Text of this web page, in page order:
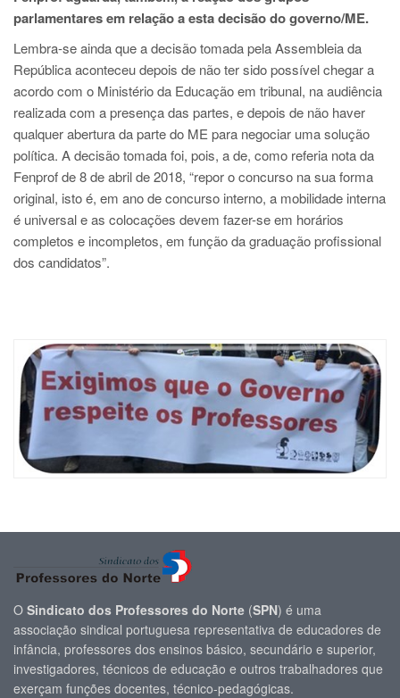
parlamentares em relação a esta decisão do governo/ME.
Lembra-se ainda que a decisão tomada pela Assembleia da
República aconteceu depois de não ter sido possível chegar a
acordo com o Ministério da Educação em tribunal, na audiência
realizada com a presença das partes, e depois de não haver
qualquer abertura da parte do ME para negociar uma solução
política. A decisão tomada foi, pois, a de, como referia nota da
Fenprof de 8 de abril de 2018, “repor o concurso na sua forma
original, isto é, em ano de concurso interno, a mobilidade interna
é universal e as colocações devem fazer-se em horários
completos e incompletos, em função da graduação profissional
dos candidatos”.
O Sindicato dos Professores do Norte (SPN) é uma
associação sindical portuguesa representativa de educadores de
infância, professores dos ensinos básico, secundário e superior,
investigadores, técnicos de educação e outros trabalhadores que
exerçam funções docentes, técnico-pedagógicas.